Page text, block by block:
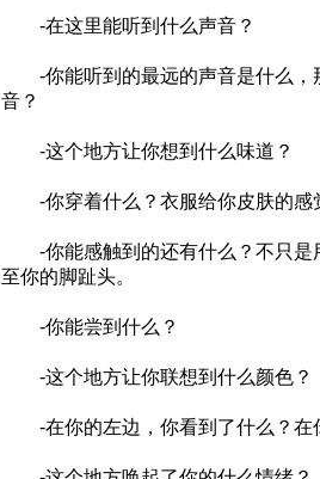
-在这里能听到什么声音？
-你能听到的最远的声音是什么，
音？
-这个地方让你想到什么味道？
-你穿着什么？衣服给你皮肤的感
-你能感触到的还有什么？不只是
至你的脚趾头。
-你能尝到什么？
-这个地方让你联想到什么颜色？
-在你的左边，你看到了什么？在